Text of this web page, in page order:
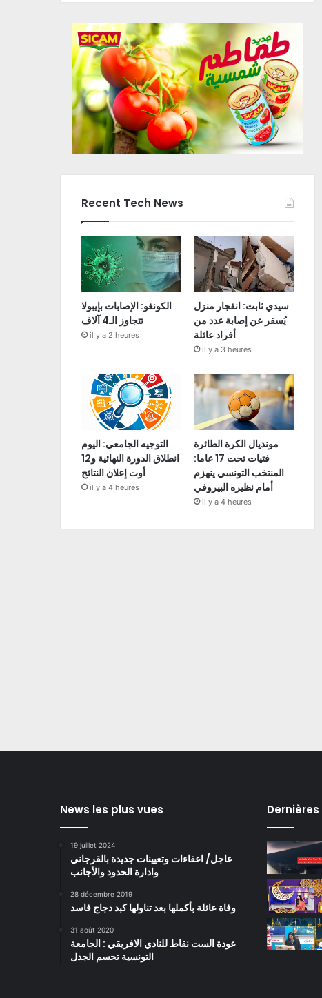
Recent Tech News
الكونغو: الإصابات بإيبولا
تتجاوز الـ4 آلاف
il y a 2 heures
سيدي ثابت: انفجار منزل
يُسفر عن إصابة عدد من
أفراد عائلة
il y a 3 heures
التوجيه الجامعي: اليوم
انطلاق الدورة النهائية و12
أوت إعلان النتائج
il y a 4 heures
مونديال الكرة الطائرة
فتيات تحت 17 عاما:
المنتخب التونسي ينهزم
أمام نظيره البيروفي
il y a 4 heures
News les plus vues
19 juillet 2024
عاجل/ اعفاءات وتعيينات جديدة بالقرجاني
وادارة الحدود والأجانب
28 décembre 2019
وفاة عائلة بأكملها بعد تناولها كبد دجاج فاسد
31 août 2020
عودة الست نقاط للنادي الافريقي : الجامعة
التونسية تحسم الجدل